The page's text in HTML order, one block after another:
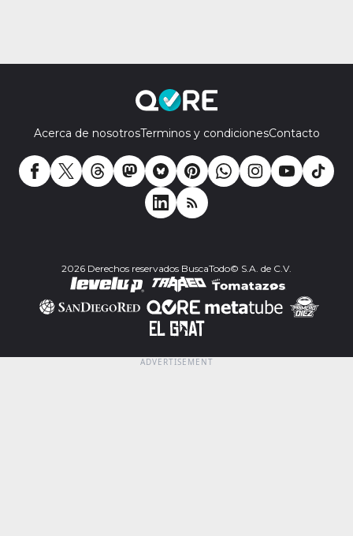
Acerca de nosotrosTerminos y condicionesContacto
2026 Derechos reservados BuscaTodo© S.A. de C.V.